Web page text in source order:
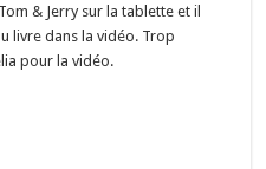
& Jerry sur la tablette et il
livre dans la vidéo. Trop
pour la vidéo.